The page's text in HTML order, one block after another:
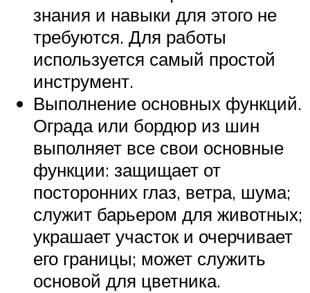
знания и навыки для этого не
требуются. Для работы
используется самый простой
инструмент.
Выполнение основных функций.
Ограда или бордюр из шин
выполняет все свои основные
функции: защищает от
посторонних глаз, ветра, шума;
служит барьером для животных;
украшает участок и очерчивает
его границы; может служить
основой для цветника.